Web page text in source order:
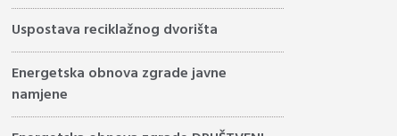
Uspostava reciklažnog dvorišta
Energetska obnova zgrade javne
namjene